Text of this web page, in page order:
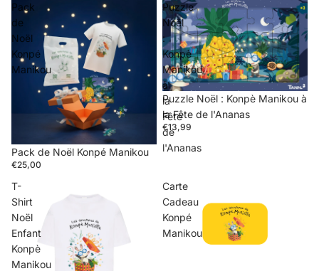
Pack
de
Noël
Konpé
Manikou
Pack de Noël Konpé Manikou
€25,00
Puzzle
Noël
:
Konpè
Manikou
à
la
Fête
de
l'Ananas
Puzzle Noël : Konpè Manikou à
la Fête de l'Ananas
€13,99
T-
Shirt
Noël
Enfant
Konpè
Manikou
Carte
Cadeau
Konpé
Manikou